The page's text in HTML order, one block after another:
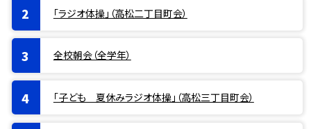
「ラジオ体操」（高松二丁目町会）
全校朝会（全学年）
「子ども 夏休みラジオ体操」（高松三丁目町会）